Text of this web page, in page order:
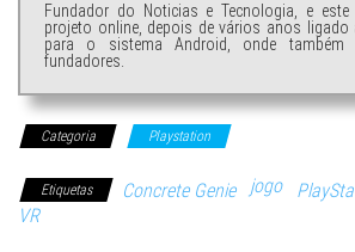
Fundador do Noticias e Tecnologia, e
projeto online, depois de vários anos
para o sistema Android, onde
fundadores.
Categoria Playstation
Etiquetas Concrete Genie jogo
VR